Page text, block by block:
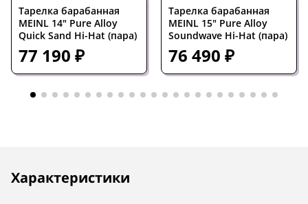
Тарелка барабанная
MEINL 14" Pure Alloy
Quick Sand Hi-Hat (пара)
77 190 ₽
Тарелка барабанная
MEINL 15" Pure Alloy
Soundwave Hi-Hat (пара)
76 490 ₽
Описание
Характеристики
Инструкции